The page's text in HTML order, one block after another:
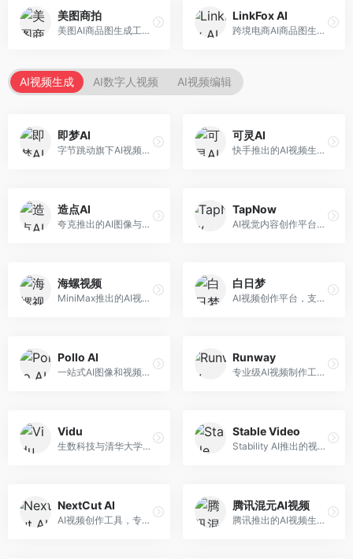
美图商拍
美图AI商品图生成工具，整合美图生态。面向电商卖家，提供商品图美化、模特替换、场景生成等服务，移动端操作便捷。
LinkFox AI
跨境电商AI商品图生成工具。面向跨境电商卖家，支持多语言商品图生成、模特替换、场景优化等服务，适配海外电商平台需求。
AI视频生成 AI数字人视频 AI视频编辑
即梦AI
字节跳动旗下AI视频创作平台，支持多模态内容生成。面向内容创作者和营销人员，提供文生视频、图生视频、智能剪辑等功能，中文理解能力强，创作效率高。
可灵AI
快手推出的AI视频生成平台，支持文生视频和图生视频，可生成长达2分钟的高质量视频内容。面向短视频创作者和营销人员，操作简便，生成效果逼真，适合商业推广和创意表达。
造点AI
夸克推出的AI图像与视频创作平台。面向普通用户和内容创作者，提供文生图、文生视频等功能，操作简便，与夸克生态深度整合。
TapNow
AI视觉内容创作平台，整合图像与视频生成能力。面向内容创作者，提供文生图、文生视频、智能编辑等服务，创作工具丰富，一站式体验便捷。
海螺视频
MiniMax推出的AI视频生成工具，支持高质量视频创作。面向内容创作者，提供文生视频、视频编辑等功能，生成速度快，视频效果自然流畅。
白日梦
AI视频创作平台，支持生成长达50分钟的长视频内容。面向长视频创作者和内容生产者，支持故事视频生成、视频编辑等功能，适合叙事性内容创作。
Pollo AI
一站式AI图像和视频创作平台，整合多种生成工具。面向内容创作者，提供文生图、文生视频、视频编辑等服务，创作工具全面，一站式体验便捷。
Runway
专业级AI视频制作工具，支持视频生成与编辑。面向影视制作人和创意工作者，提供文生视频、视频编辑、绿幕抠像等专业功能，视频处理能力强，适合专业创作场景。
Vidu
生数科技与清华大学联合研发的AI视频生成大模型。面向视频创作者和内容生产者，支持文生视频、图生视频，视频质量高，物理运动理解准确，国产视频生成领先工具。
Stable Video
Stability AI推出的视频生成模型，开源可部署。面向开发者和专业创作者，支持视频生成、视频编辑等功能，开源生态完善，定制化程度高。
NextCut AI
AI视频创作工具，专注于智能剪辑和视频生成。面向视频创作者，提供智能剪辑、视频生成、特效添加等功能，剪辑效率高，适合快节奏内容生产。
腾讯混元AI视频
腾讯推出的AI视频生成工具，基于混元大模型。面向腾讯生态用户和内容创作者，支持文生视频、视频编辑等功能，与腾讯产品生态深度整合。